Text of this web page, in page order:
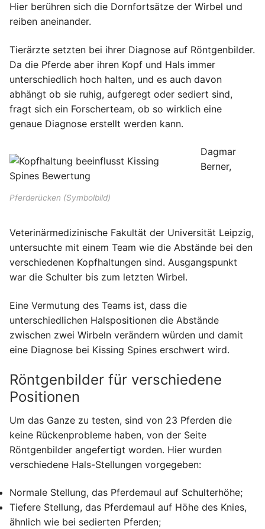
Hier berühren sich die Dornfortsätze der Wirbel und
reiben aneinander.
Tierärzte setzten bei ihrer Diagnose auf Röntgenbilder.
Da die Pferde aber ihren Kopf und Hals immer
unterschiedlich hoch halten, und es auch davon
abhängt ob sie ruhig, aufgeregt oder sediert sind,
fragt sich ein Forscherteam, ob so wirklich eine
genaue Diagnose erstellt werden kann.
Pferderücken (Symbolbild)
Dagmar
Berner,
Veterinärmedizinische Fakultät der Universität Leipzig,
untersuchte mit einem Team wie die Abstände bei den
verschiedenen Kopfhaltungen sind. Ausgangspunkt
war die Schulter bis zum letzten Wirbel.
Eine Vermutung des Teams ist, dass die
unterschiedlichen Halspositionen die Abstände
zwischen zwei Wirbeln verändern würden und damit
eine Diagnose bei Kissing Spines erschwert wird.
Röntgenbilder für verschiedene
Positionen
Um das Ganze zu testen, sind von 23 Pferden die
keine Rückenprobleme haben, von der Seite
Röntgenbilder angefertigt worden. Hier wurden
verschiedene Hals-Stellungen vorgegeben:
Normale Stellung, das Pferdemaul auf Schulterhöhe;
Tiefere Stellung, das Pferdemaul auf Höhe des Knies,
ähnlich wie bei sedierten Pferden;